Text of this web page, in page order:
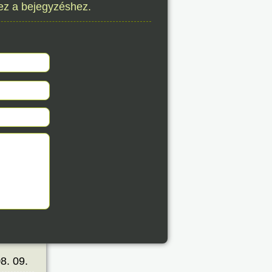
09.
09.
a bejegyzéshez.